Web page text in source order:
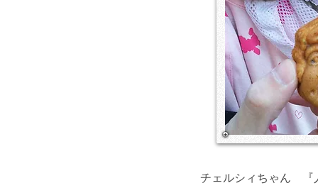
チェルシィちゃん 『